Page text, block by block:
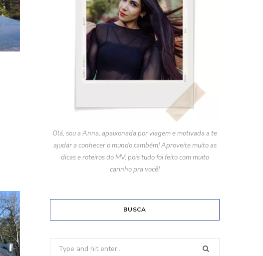
Olá, sou a Anna, apaixonada por viagem e motivada a te
ajudar a conhecer o mundo também! Aproveite muito as
dicas e roteiros do MV, pois tudo foi feito com muito
carinho pra você!
BUSCA